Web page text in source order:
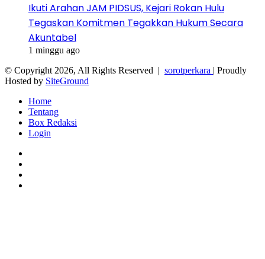
Ikuti Arahan JAM PIDSUS, Kejari Rokan Hulu
Tegaskan Komitmen Tegakkan Hukum Secara
Akuntabel
1 minggu ago
© Copyright 2026, All Rights Reserved | sorotperkara | Proudly
Hosted by SiteGround
Home
Tentang
Box Redaksi
Login